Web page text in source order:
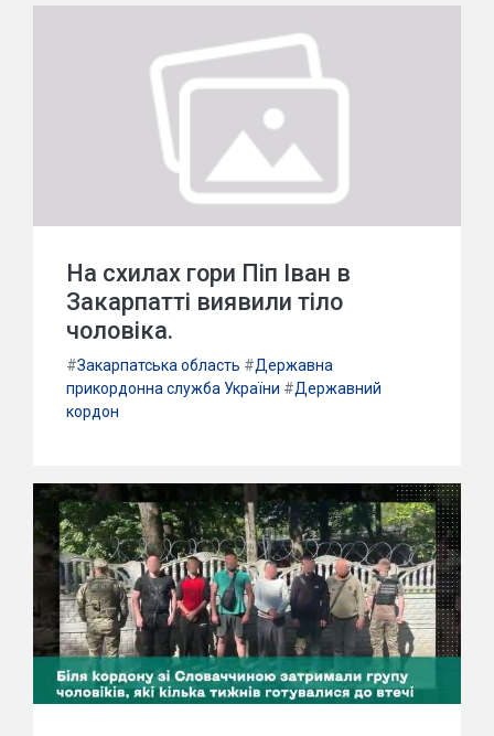
На схилах гори Піп Іван в
Закарпатті виявили тіло
чоловіка.
#Закарпатська область #Державна
прикордонна служба України #Державний
кордон